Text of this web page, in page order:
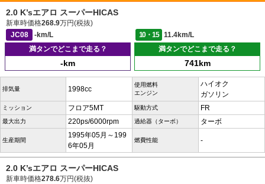
2.0 K’sエアロ スーパーHICAS
新車時価格268.9万円(税抜)
JC08
-km/L 10・15
11.4km/L
満タンでどこまで走る？
-km
満タンでどこまで走る？
741km
排気量 1998cc
使用燃料
エンジン
ハイオク
ガソリン
ミッション フロア5MT 駆動方式 FR
最大出力 220ps/6000rpm 過給器（ターボ） ターボ
生産期間
1995年05月～199
6年05月
燃費性能 -
2.0 K’sエアロ スーパーHICAS
新車時価格278.6万円(税抜)